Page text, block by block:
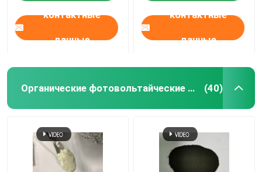
контактные
данные
контактные
данные
Органические фотовольтайческие материалы (40)